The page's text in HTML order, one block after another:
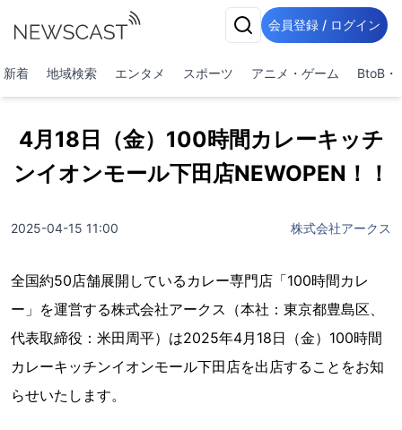
会員登録 / ログイン
新着 地域検索 エンタメ スポーツ アニメ・ゲーム BtoB・
4月18日（金）100時間カレーキッチ
ンイオンモール下田店NEWOPEN！！
2025-04-15 11:00 株式会社アークス
全国約50店舗展開しているカレー専門店「100時間カレ
ー」を運営する株式会社アークス（本社：東京都豊島区、
代表取締役：米田周平）は2025年4月18日（金）100時間
カレーキッチンイオンモール下田店を出店することをお知
らせいたします。